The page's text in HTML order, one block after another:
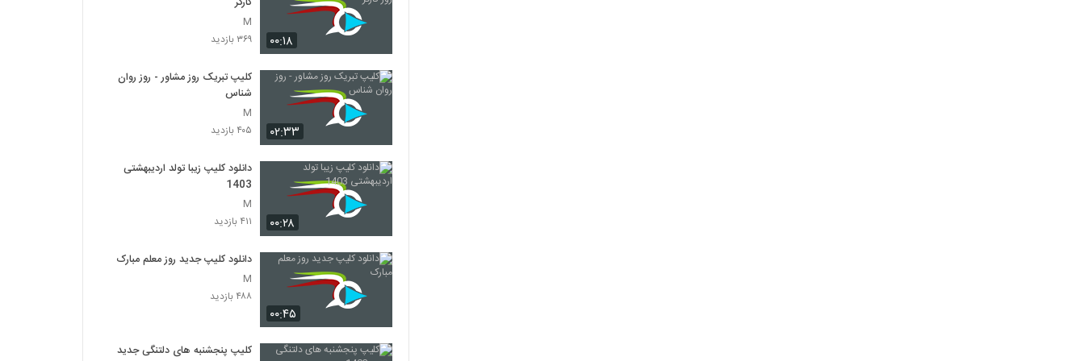
۰۰:۱۸
M
۳۶۹ بازدید
۰۲:۳۳
کلیپ تبریک روز مشاور - روز روان
شناس
M
۴۰۵ بازدید
۰۰:۲۸
دانلود کلیپ زیبا تولد اردیبهشتی
1403
M
۴۱۱ بازدید
۰۰:۴۵
دانلود کلیپ جدید روز معلم مبارک
M
۴۸۸ بازدید
کلیپ پنجشنبه های دلتنگی جدید